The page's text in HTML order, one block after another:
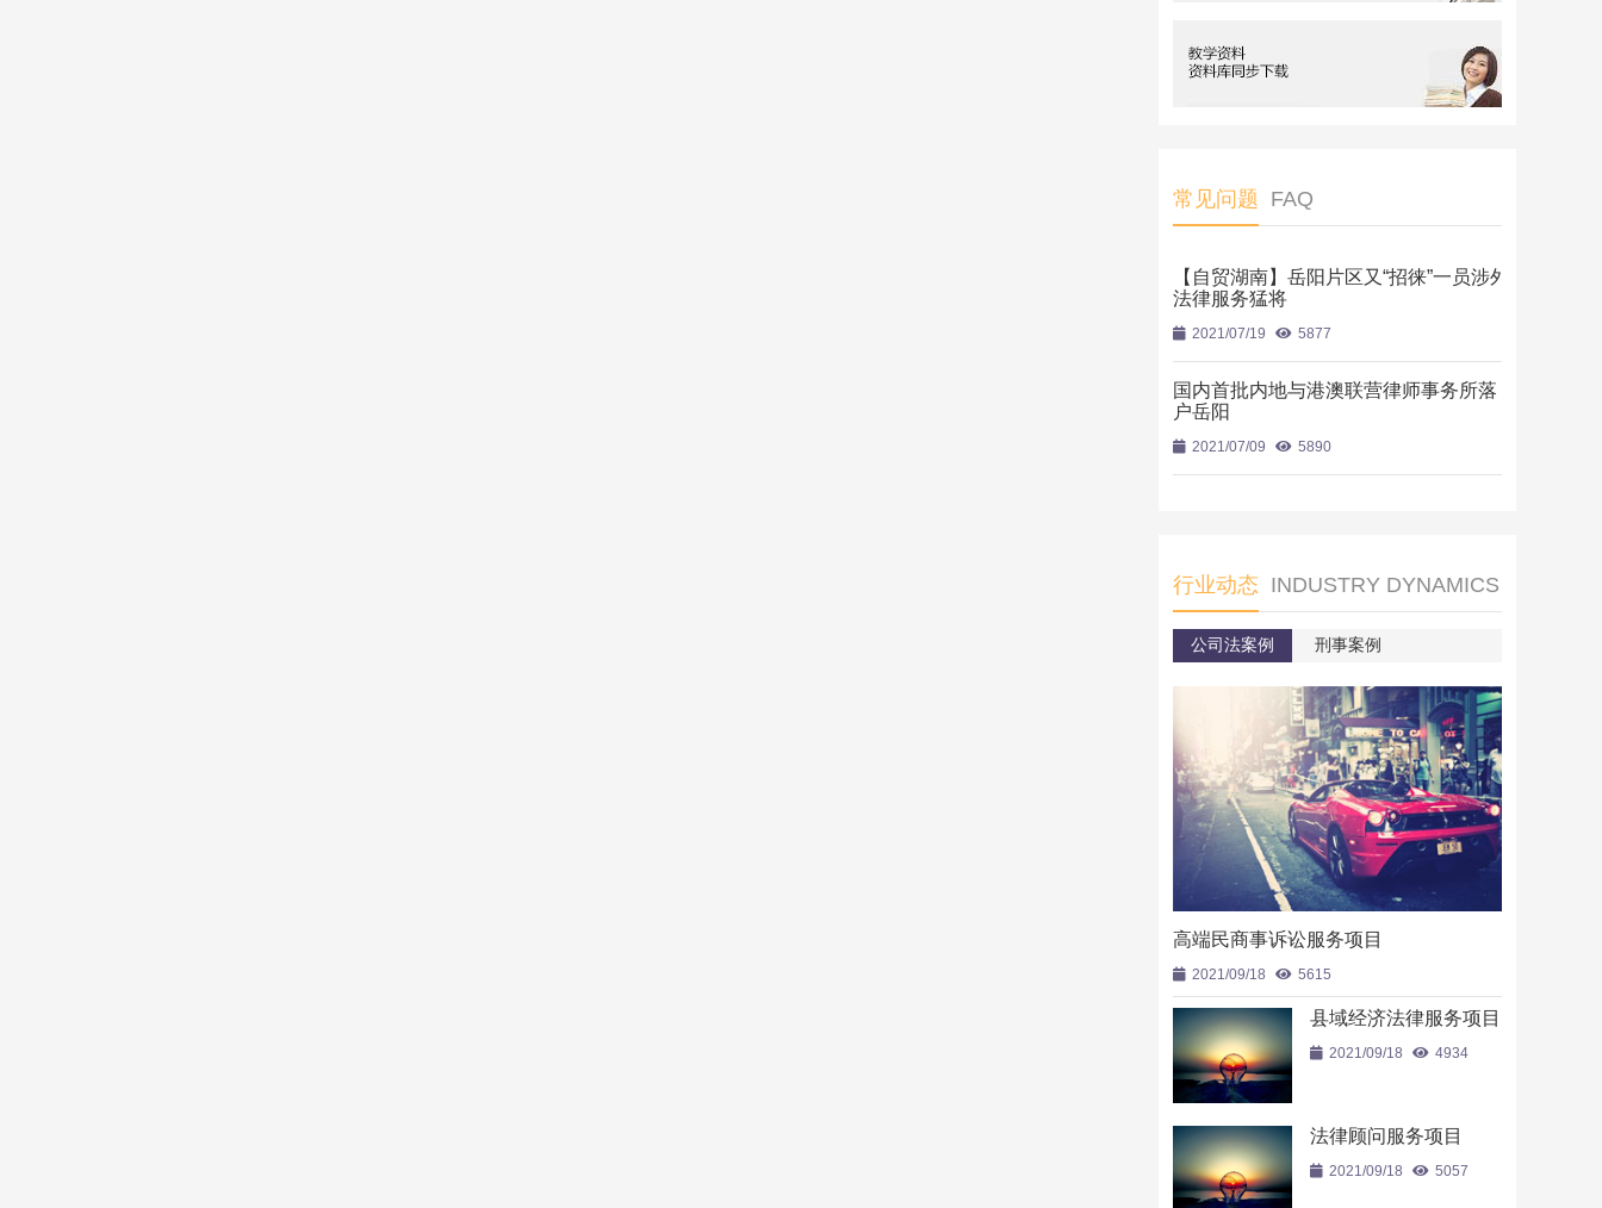
常见问题 FAQ
【自贸湖南】岳阳片区又“招徕”一员涉外
法律服务猛将
2021/07/19 5877
国内首批内地与港澳联营律师事务所落
户岳阳
2021/07/09 5890
行业动态 INDUSTRY DYNAMICS
公司法案例 刑事案例
高端民商事诉讼服务项目
2021/09/18 5615
县域经济法律服务项目
2021/09/18 4934
法律顾问服务项目
2021/09/18 5057